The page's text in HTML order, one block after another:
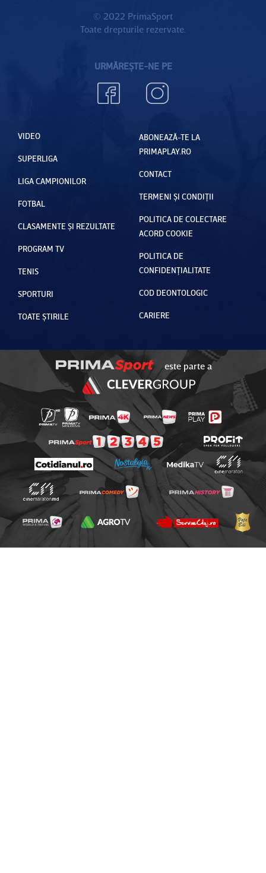
© 2022 PrimaSport
Toate drepturile rezervate.
URMĂREȘTE-NE PE
VIDEO
SUPERLIGA
LIGA CAMPIONILOR
FOTBAL
CLASAMENTE ȘI REZULTATE
PROGRAM TV
TENIS
SPORTURI
TOATE ȘTIRILE
ABONEAZĂ-TE LA
PRIMAPLAY.RO
CONTACT
TERMENI ȘI CONDIȚII
POLITICA DE COLECTARE
ACORD COOKIE
POLITICA DE
CONFIDENȚIALITATE
COD DEONTOLOGIC
CARIERE
este parte a